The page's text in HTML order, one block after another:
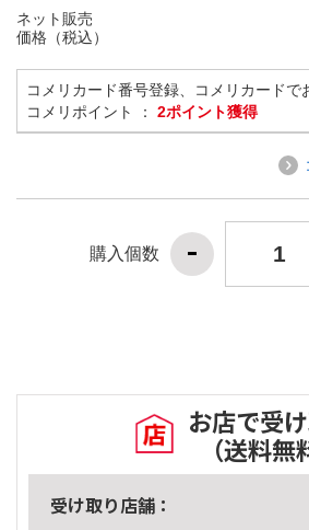
ネット販売
価格（税込）
コメリカード番号登録、コメリカードで
コメリポイント ： 2ポイント獲得
購入個数
お店で受
（送料無
受け取り店舗：